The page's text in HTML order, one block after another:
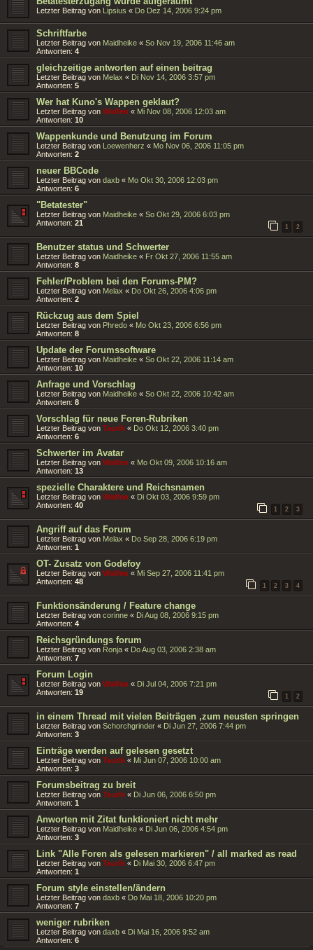
Letzter Beitrag von Lipsius « Do Dez 14, 2006 9:24 pm
Schriftfarbe
Letzter Beitrag von Maidheike « So Nov 19, 2006 11:46 am
Antworten: 4
gleichzeitige antworten auf einen beitrag
Letzter Beitrag von Melax « Di Nov 14, 2006 3:57 pm
Antworten: 5
Wer hat Kuno's Wappen geklaut?
Letzter Beitrag von Wolfen « Mi Nov 08, 2006 12:03 am
Antworten: 10
Wappenkunde und Benutzung im Forum
Letzter Beitrag von Loewenherz « Mo Nov 06, 2006 11:05 pm
Antworten: 2
neuer BBCode
Letzter Beitrag von daxb « Mo Okt 30, 2006 12:03 pm
Antworten: 6
"Betatester"
Letzter Beitrag von Maidheike « So Okt 29, 2006 6:03 pm
Antworten: 21
1 2
Benutzer status und Schwerter
Letzter Beitrag von Maidheike « Fr Okt 27, 2006 11:55 am
Antworten: 8
Fehler/Problem bei den Forums-PM?
Letzter Beitrag von Melax « Do Okt 26, 2006 4:06 pm
Antworten: 2
Rückzug aus dem Spiel
Letzter Beitrag von Phredo « Mo Okt 23, 2006 6:56 pm
Antworten: 8
Update der Forumssoftware
Letzter Beitrag von Maidheike « So Okt 22, 2006 11:14 am
Antworten: 10
Anfrage und Vorschlag
Letzter Beitrag von Maidheike « So Okt 22, 2006 10:42 am
Antworten: 8
Vorschlag für neue Foren-Rubriken
Letzter Beitrag von Taurik « Do Okt 12, 2006 3:40 pm
Antworten: 6
Schwerter im Avatar
Letzter Beitrag von Wolfen « Mo Okt 09, 2006 10:16 am
Antworten: 13
spezielle Charaktere und Reichsnamen
Letzter Beitrag von Wolfen « Di Okt 03, 2006 9:59 pm
Antworten: 40
1 2 3
Angriff auf das Forum
Letzter Beitrag von Melax « Do Sep 28, 2006 6:19 pm
Antworten: 1
OT- Zusatz von Godefoy
Letzter Beitrag von Wolfen « Mi Sep 27, 2006 11:41 pm
Antworten: 48
1 2 3 4
Funktionsänderung / Feature change
Letzter Beitrag von corinne « Di Aug 08, 2006 9:15 pm
Antworten: 4
Reichsgründungs forum
Letzter Beitrag von Ronja « Do Aug 03, 2006 2:38 am
Antworten: 7
Forum Login
Letzter Beitrag von Wolfen « Di Jul 04, 2006 7:21 pm
Antworten: 19
1 2
in einem Thread mit vielen Beiträgen ,zum neusten springen
Letzter Beitrag von Schorchgrinder « Di Jun 27, 2006 7:44 pm
Antworten: 3
Einträge werden auf gelesen gesetzt
Letzter Beitrag von Taurik « Mi Jun 07, 2006 10:00 am
Antworten: 3
Forumsbeitrag zu breit
Letzter Beitrag von Taurik « Di Jun 06, 2006 6:50 pm
Antworten: 1
Anworten mit Zitat funktioniert nicht mehr
Letzter Beitrag von Maidheike « Di Jun 06, 2006 4:54 pm
Antworten: 3
Link "Alle Foren als gelesen markieren" / all marked as read
Letzter Beitrag von Taurik « Di Mai 30, 2006 6:47 pm
Antworten: 1
Forum style einstellen/ändern
Letzter Beitrag von daxb « Do Mai 18, 2006 10:20 pm
Antworten: 7
weniger rubriken
Letzter Beitrag von daxb « Di Mai 16, 2006 9:52 am
Antworten: 6